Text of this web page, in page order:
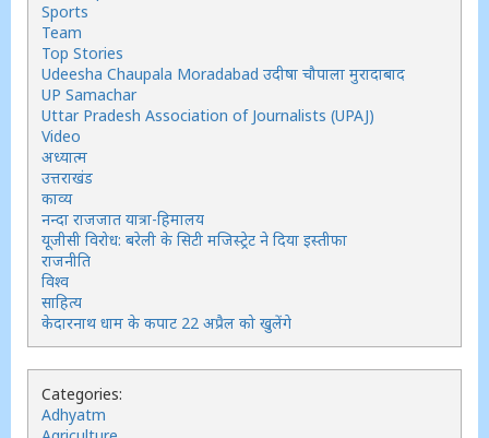
Sports
Team
Top Stories
Udeesha Chaupala Moradabad उदीषा चौपाला मुरादाबाद
UP Samachar
Uttar Pradesh Association of Journalists (UPAJ)
Video
अध्यात्म
उत्तराखंड
काव्य
नन्दा राजजात यात्रा-हिमालय
यूजीसी विरोध: बरेली के सिटी मजिस्ट्रेट ने दिया इस्तीफा
राजनीति
विश्व
साहित्य
केदारनाथ धाम के कपाट 22 अप्रैल को खुलेंगे
Categories:
Adhyatm